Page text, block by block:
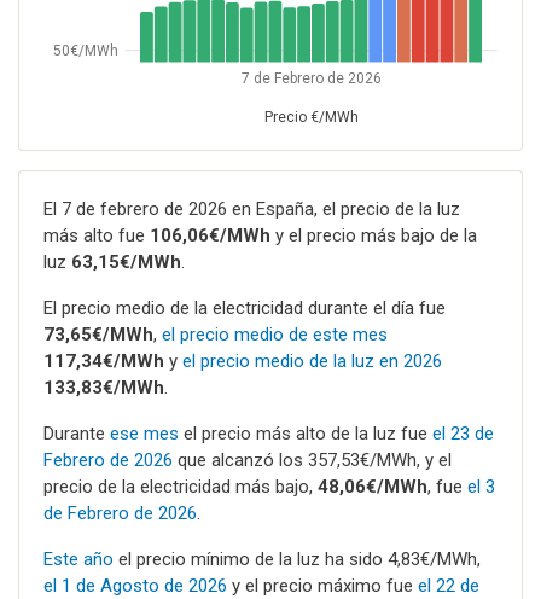
7 de Febrero de 2026
Precio €/MWh
50€/MWh
El 7 de febrero de 2026 en España, el precio de la luz
más alto fue 106,06€/MWh y el precio más bajo de la
luz 63,15€/MWh
El precio medio de la electricidad durante el día fue
73,65€/MWh, el precio medio de este mes
117,34€/MWh y el precio medio de la luz en 2026
133,83€/MWh
Durante ese mes el precio más alto de la luz fue el 23 de
Febrero de 2026 que alcanzó los 357,53€/MWh, y el
precio de la electricidad más bajo, 48,06€/MWh, fue el 3
de Febrero de 2026
Este año el precio mínimo de la luz ha sido 4,83€/MWh,
el 1 de Agosto de 2026 y el precio máximo fue el 22 de